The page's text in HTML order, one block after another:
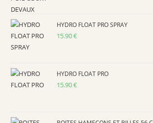
HYDRO FLOAT PRO SPRAY
15.90€
HYDRO FLOAT PRO
15.90€